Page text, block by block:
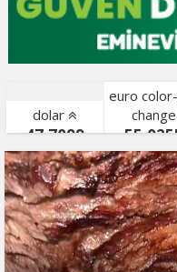
dolar
47,7099
euro
change
bist color-